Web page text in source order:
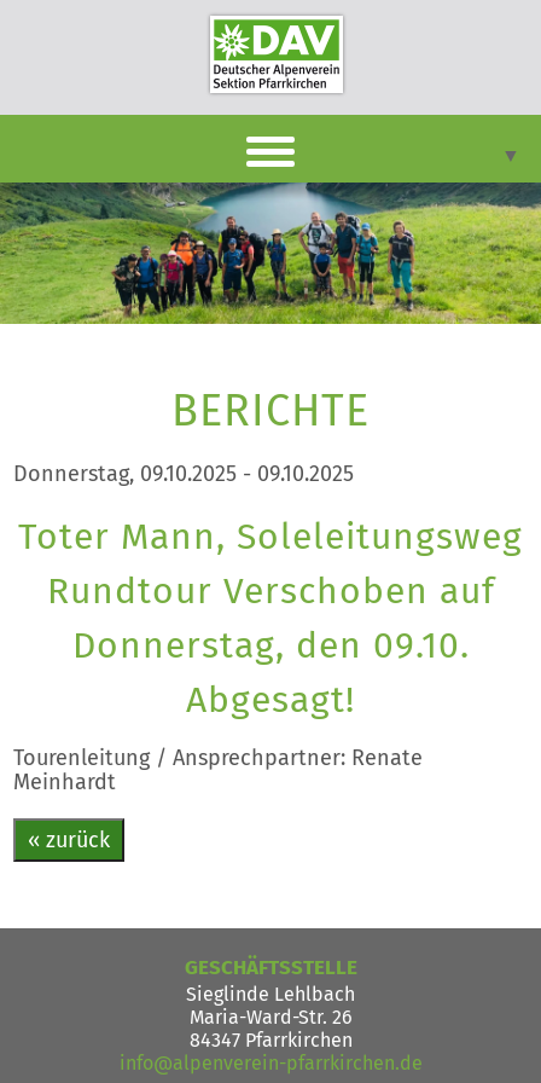
▼
DAVpan
Termine
Berichte
Infothek
BERICHTE
Donnerstag, 09.10.2025 - 09.10.2025
Toter Mann, Soleleitungsweg
Rundtour Verschoben auf
Donnerstag, den 09.10.
Abgesagt!
Tourenleitung / Ansprechpartner: Renate
Meinhardt
« zurück
GESCHÄFTSSTELLE
Sieglinde Lehlbach
Maria-Ward-Str. 26
84347 Pfarrkirchen
info@alpenverein-pfarrkirchen.de